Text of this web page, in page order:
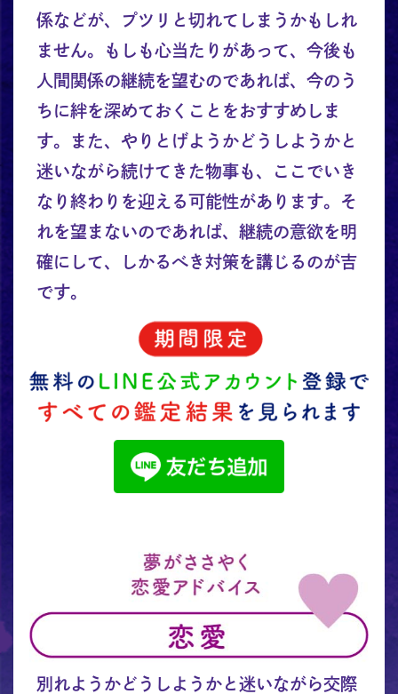
係などが、プツリと切れてしまうかもしれ
ません。もしも心当たりがあって、今後も
人間関係の継続を望むのであれば、今のう
ちに絆を深めておくことをおすすめしま
す。また、やりとげようかどうしようかと
迷いながら続けてきた物事も、ここでいき
なり終わりを迎える可能性があります。そ
れを望まないのであれば、継続の意欲を明
確にして、しかるべき対策を講じるのが吉
です。
別れようかどうしようかと迷いながら交際